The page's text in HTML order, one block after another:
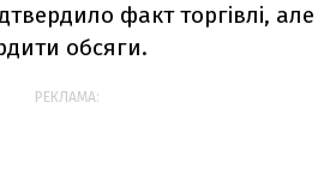
факт торгівлі, але
обсяги.
РЕКЛАМА: